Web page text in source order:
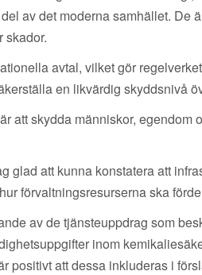
av det moderna samhället. De
skador.
avtal, vilket gör
en likvärdig skyddsnivå
att skydda människor,
glad att kunna konstatera att
förvaltningsresurserna ska
av de tjänsteuppdrag som
inom
positivt att dessa inkluderas i